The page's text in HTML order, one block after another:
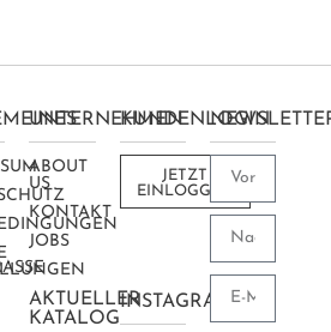
2
UNTERNEHMEN
ABOUT
US
KONTAKT
JOBS
AKTUELLER
KATALOG
KUNDENLOGIN
JETZT
EINLOGGEN
INSTAGRAM